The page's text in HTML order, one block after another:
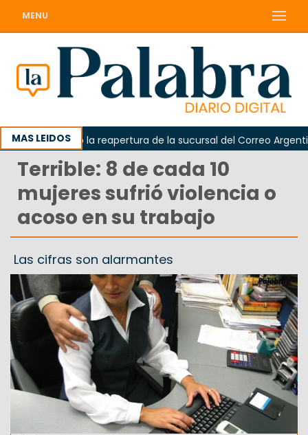
MENU
MAS LEIDOS
reclamó la reapertura de la sucursal del Correo Argentino en
Terrible: 8 de cada 10
mujeres sufrió violencia o
acoso en su trabajo
Las cifras son alarmantes